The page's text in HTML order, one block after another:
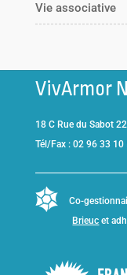
Vie associative
VivArmor
18 C Rue du Sabot
Tél/Fax : 02 96 33 10
Co-
Brieuc et